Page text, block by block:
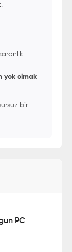
yok olmak
bir
PC